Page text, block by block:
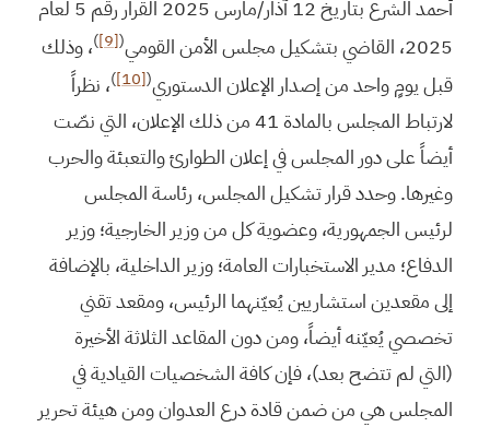
أحمد الشرع بتاريخ 12 آذار/مارس 2025 القرار رقم 5 لعام
2025، القاضي بتشكيل مجلس الأمن القومي
(
[9]
)، وذلك
قبل يومٍ واحد من إصدار الإعلان الدستوري(
[10]
)، نظراً
لارتباط المجلس بالمادة 41 من ذلك الإعلان، التي نصّت
أيضاً على دور المجلس في إعلان الطوارئ والتعبئة والحرب
وغيرها. وحدد قرار تشكيل المجلس، رئاسة المجلس
لرئيس الجمهورية، وعضوية كل من وزير الخارجية؛ وزير
الدفاع؛ مدير الاستخبارات العامة؛ وزير الداخلية، بالإضافة
إلى مقعدين استشاريين يُعيّنهما الرئيس، ومقعد تقني
تخصصي يُعيّنه أيضاً، ومن دون المقاعد الثلاثة الأخيرة
(التي لم تتضح بعد)، فإن كافة الشخصيات القيادية في
المجلس هي من ضمن قادة درع العدوان ومن هيئة تحرير